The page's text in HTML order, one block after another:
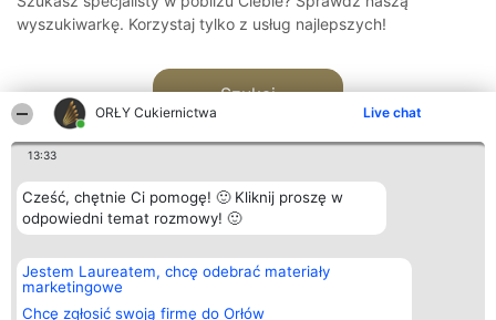
ORŁY Cukiernictwa Live chat
13:33
Cześć, chętnie Ci pomogę! 🙂 Kliknij proszę w
odpowiedni temat rozmowy! 🙂
Jestem Laureatem, chcę odebrać materiały
marketingowe
Chcę zgłosić swoją firmę do Orłów
wyszukiwarkę. Korzystaj tylko z usług najlepszych!
Szukaj
Organizator plebiscytu
Bright Side Solutions sp. z o.
o. sp. k.
ul. Ruska 22
Plebiscyt
Laureaci
wszystkich
Kontakt
Kontakt